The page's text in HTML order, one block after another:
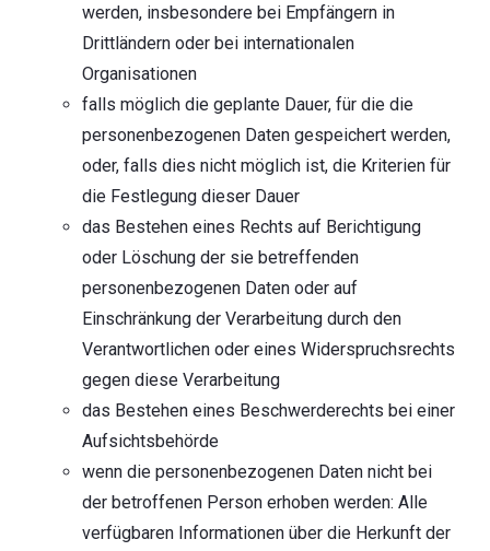
werden, insbesondere bei Empfängern in
Drittländern oder bei internationalen
Organisationen
falls möglich die geplante Dauer, für die die
personenbezogenen Daten gespeichert werden,
oder, falls dies nicht möglich ist, die Kriterien für
die Festlegung dieser Dauer
das Bestehen eines Rechts auf Berichtigung
oder Löschung der sie betreffenden
personenbezogenen Daten oder auf
Einschränkung der Verarbeitung durch den
Verantwortlichen oder eines Widerspruchsrechts
gegen diese Verarbeitung
das Bestehen eines Beschwerderechts bei einer
Aufsichtsbehörde
wenn die personenbezogenen Daten nicht bei
der betroffenen Person erhoben werden: Alle
verfügbaren Informationen über die Herkunft der